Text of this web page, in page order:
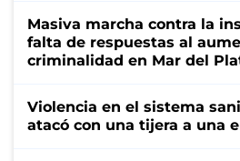
Masiva marcha contra la
falta de respuestas al
criminalidad en Mar del
Violencia en el sistema
atacó con una tijera a una